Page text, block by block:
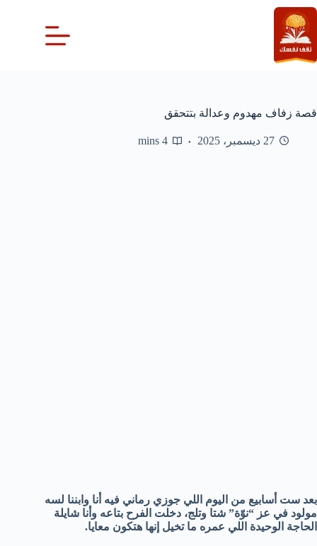
التجاوز
إلى
المحتوى
قصة زفاف مهدوم وعدالة بتتحقق
27 ديسمبر، 2025 4 mins
بعد ست أسابيع من اليوم اللي جوزي رماني فيه أنا وابننا لسه
مولود في عز “نوّة” شتا وتلج، دخلت الفرح بتاعه وأنا شايلة
الحاجة الوحيدة اللي عمره ما تخيل إنها هتكون معايا.